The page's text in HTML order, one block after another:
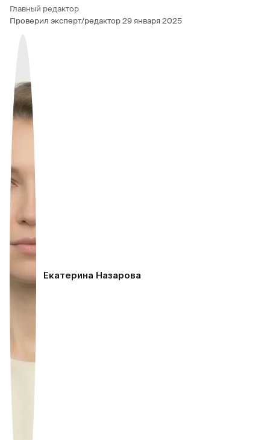
Главный редактор
Проверил эксперт/редактор29 января 2025
Екатерина Назарова